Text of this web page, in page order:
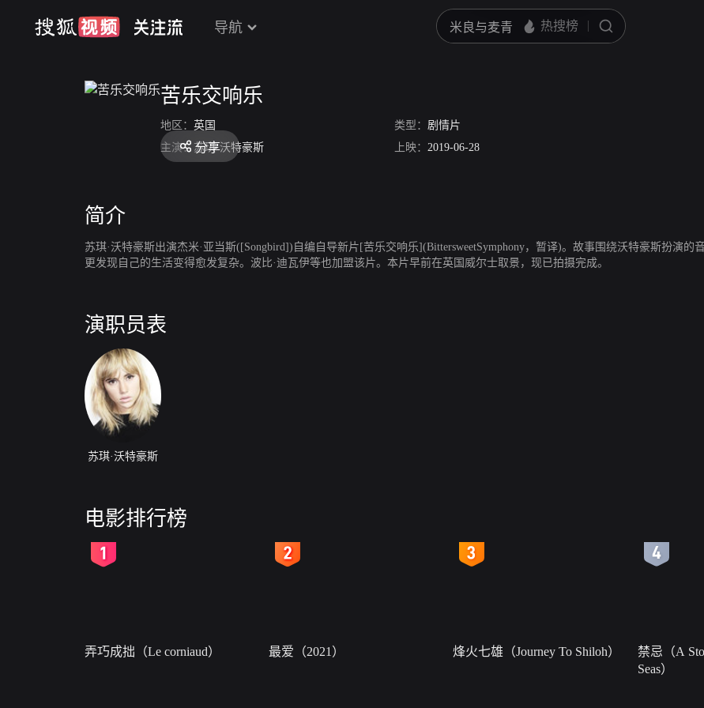
导航
苦乐交响乐
地区： 英国 类型： 剧情片
主演： 苏琪·沃特豪斯 上映： 2019-06-28
分享
简介
苏琪·沃特豪斯出演杰米·亚当斯([Songbird])自编自导新片[苦乐交响乐](BittersweetSymphony，暂译)。故事围绕沃特豪斯扮演
更发现自己的生活变得愈发复杂。波比·迪瓦伊等也加盟该片。本片早前在英国威尔士取景，现已拍摄完成。
演职员表
苏琪·沃特豪斯
电影排行榜
弄巧成拙（Le corniaud） 最爱（2021） 烽火七雄（Journey To Shiloh）
禁忌（A
Seas）